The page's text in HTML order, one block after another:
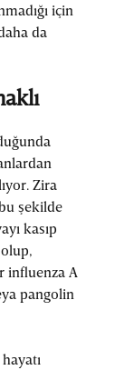
için
da
Zira
şekilde
kasıp
influenza A
pangolin